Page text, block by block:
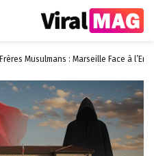
Frères Musulmans : Marseille Face à